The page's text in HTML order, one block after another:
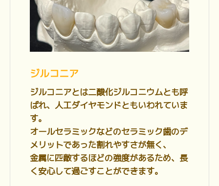
ジルコニア
ジルコニアとは二酸化ジルコニウムとも呼
ばれ、人工ダイヤモンドともいわれていま
す。
オールセラミックなどのセラミック歯のデ
メリットであった割れやすさが無く、
金属に匹敵するほどの強度があるため、長
く安心して過ごすことができます。